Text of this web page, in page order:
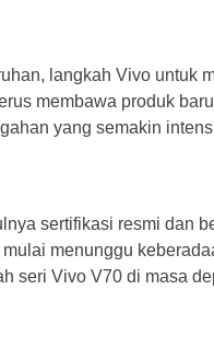
langkah Vivo untuk
membawa produk
yang semakin
sertifikasi resmi dan
menunggu
seri Vivo V70 di masa